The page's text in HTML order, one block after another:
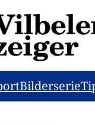
Bilderserie